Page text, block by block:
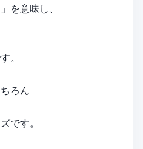
を意味し、
。
ろん
です。